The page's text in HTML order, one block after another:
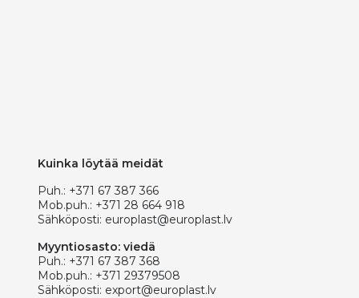
Kuinka löytää meidät
Puh.: +371 67 387 366
Mob.puh.: +371 28 664 918
Sähköposti: europlast@europlast.lv
Myyntiosasto: viedä
Puh.: +371 67 387 368
Mob.puh.: +371 29379508
Sähköposti: export@europlast.lv